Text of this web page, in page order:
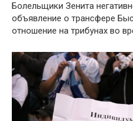
Болельщики Зенита
объявление о трансфере
отношение на трибунах во